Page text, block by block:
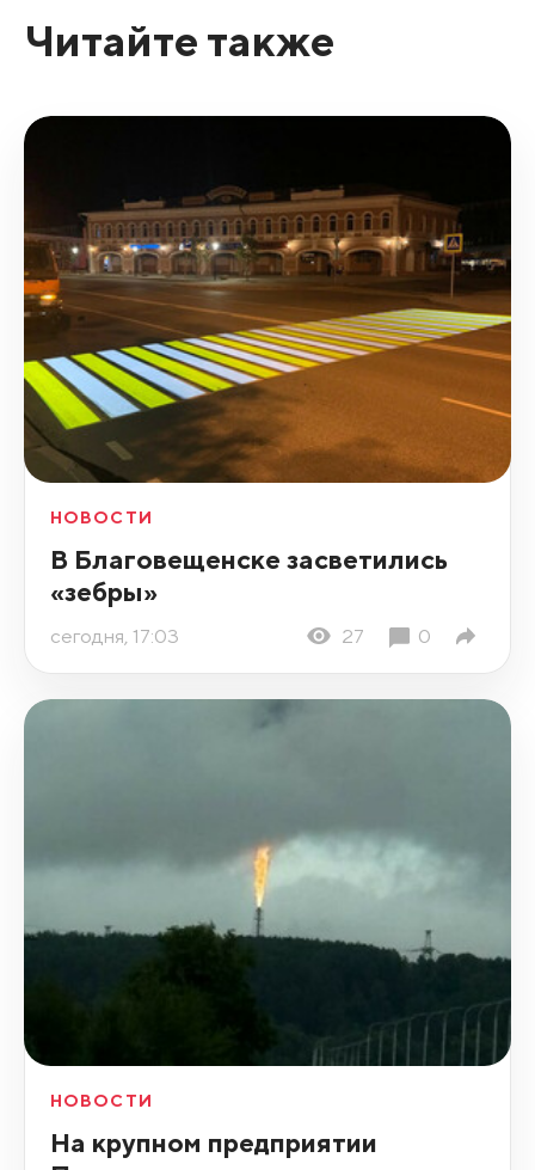
Читайте также
НОВОСТИ
В Благовещенске засветились
«зебры»
сегодня, 17:03 27 0
НОВОСТИ
На крупном предприятии